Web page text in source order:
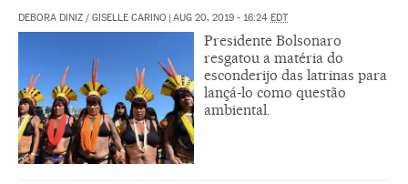
DEBORA DINIZ / GISELLE CARINO AUG 20, 2019 - 16:24 EDT
Presidente Bolsonaro
resgatou a matéria do
esconderijo das latrinas para
lançá-lo como questão
ambiental.